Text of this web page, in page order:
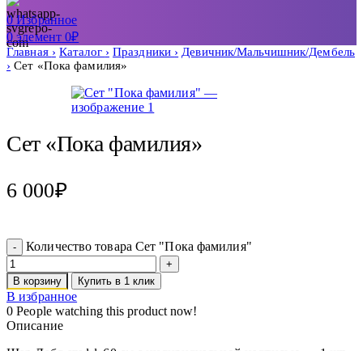
0Избранное
0элемент 0₽
Главная Каталог Праздники
Девичник/Мальчишник/Дембель
Сет «Пока фамилия»
Сет «Пока фамилия»
6 000₽
Количество товара Сет "Пока фамилия"
В корзину Купить в 1 клик
В избранное
0 People watching this product now!
Описание